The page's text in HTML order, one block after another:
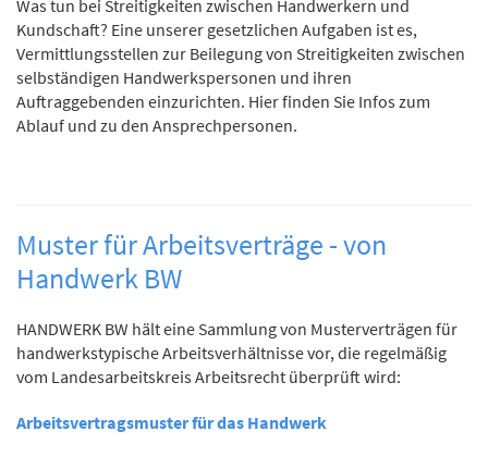
Was tun bei Streitigkeiten zwischen Handwerkern und
Kundschaft? Eine unserer gesetzlichen Aufgaben ist es,
Vermittlungsstellen zur Beilegung von Streitigkeiten zwischen
selbständigen Handwerkspersonen und ihren
Auftraggebenden einzurichten. Hier finden Sie Infos zum
Ablauf und zu den Ansprechpersonen.
Muster für Arbeitsverträge - von
Handwerk BW
HANDWERK BW hält eine Sammlung von Musterverträgen für
handwerkstypische Arbeitsverhältnisse vor, die regelmäßig
vom Landesarbeitskreis Arbeitsrecht überprüft wird:
Arbeitsvertragsmuster für das Handwerk